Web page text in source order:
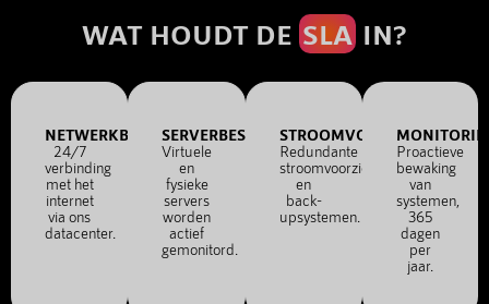
WAT HOUDT DE SLA IN?
NETWERKBESCHIKBAARHEID
24/7
verbinding
met het
internet
via ons
datacenter.
SERVERBESCHIKBAARHEID
Virtuele
en
fysieke
servers
worden
actief
gemonitord.
STROOMVOORZIENING
Redundante
stroomvoorziening
en
back-
upsystemen.
Proactieve
bewaking
van
systemen,
365
dagen
per
jaar.